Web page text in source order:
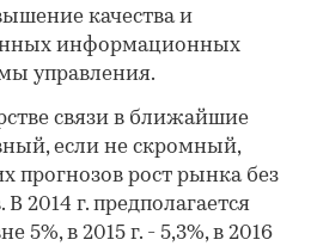
качества и
информационных
управления.
связи в ближайшие
если не скромный,
прогнозов рост рынка без
2014 г. предполагается
5%, в 2015 г. - 5,3%, в 2016